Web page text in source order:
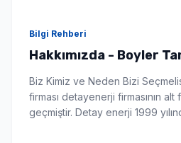
Bilgi Rehberi
Hakkımızda - Boyler
Biz Kimiz ve Neden Bizi
firması detayenerji firmasının
geçmiştir. Detay enerji 1999